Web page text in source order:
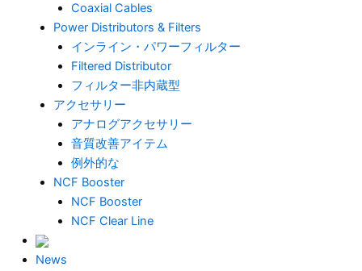
Coaxial Cables
Power Distributors & Filters
インライン・パワーフィルター
Filtered Distributor
フィルター非内蔵型
アクセサリー
アナログアクセサリー
音質改善アイテム
例外的な
NCF Booster
NCF Booster
NCF Clear Line
News